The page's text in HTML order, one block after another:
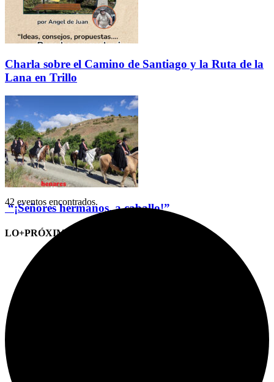
Charla sobre el Camino de Santiago y la Ruta de la
Lana en Trillo
“¡Señores hermanos, a caballo!”
LO+PRÓXIMO (CITAS)
42 eventos encontrados.